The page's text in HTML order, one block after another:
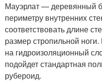
Мауэрлат — деревянный
периметру внутренних
соответствовать длине
размер стропильной
на гидроизоляционный
подойдет стандартная
рубероид.